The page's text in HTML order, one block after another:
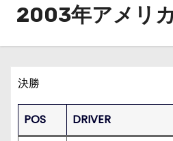
2003年アメリ
決勝
POS DRIVER